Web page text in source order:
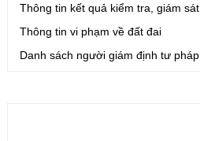
Thông tin kết quả kiểm tra, giám sát
Thông tin vi phạm về đất đai
Danh sách người giám định tư pháp